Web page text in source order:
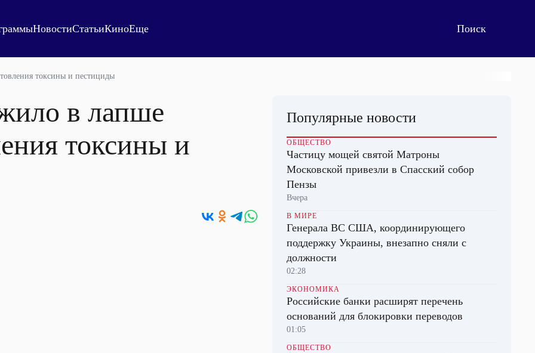
НовостиСтатьиКиноЕще
токсины и пестициды
в лапше
токсины и
Популярные новости
ОБЩЕСТВО
Частицу мощей святой Матроны
Московской привезли в Спасский собор
Пензы
Вчера
В МИРЕ
Генерала ВС США, координирующего
поддержку Украины, внезапно сняли с
должности
02:28
ЭКОНОМИКА
Российские банки расширят перечень
оснований для блокировки переводов
01:05
ОБЩЕСТВО